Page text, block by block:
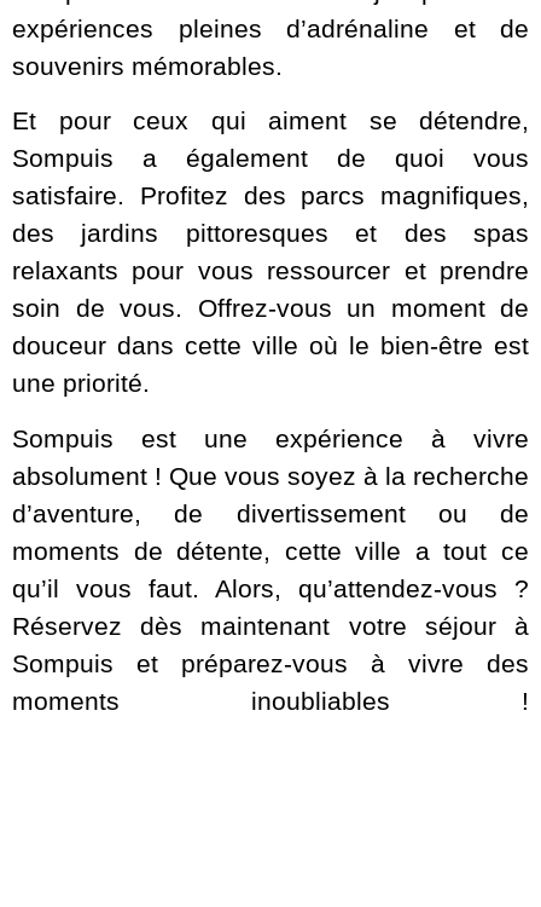
expériences pleines d’adrénaline et de
souvenirs mémorables.
Et pour ceux qui aiment se détendre,
Sompuis a également de quoi vous
satisfaire. Profitez des parcs magnifiques,
des jardins pittoresques et des spas
relaxants pour vous ressourcer et prendre
soin de vous. Offrez-vous un moment de
douceur dans cette ville où le bien-être est
une priorité.
Sompuis est une expérience à vivre
absolument ! Que vous soyez à la recherche
d’aventure, de divertissement ou de
moments de détente, cette ville a tout ce
qu’il vous faut. Alors, qu’attendez-vous ?
Réservez dès maintenant votre séjour à
Sompuis et préparez-vous à vivre des
moments inoubliables !